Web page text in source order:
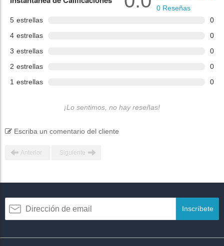
5 estrellas
0
4 estrellas
0
3 estrellas
0
2 estrellas
0
1 estrellas 0
0 Reseñas
¡Lo sentimos, no hay reseñas!
Escriba un comentario del cliente
Anterior Siguiente
Inscríbete